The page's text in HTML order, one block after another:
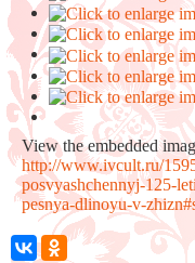
View the embedded
http://www.ivcult.ru/
posvyashchennyj-125-
pesnya-dlinoyu-v-